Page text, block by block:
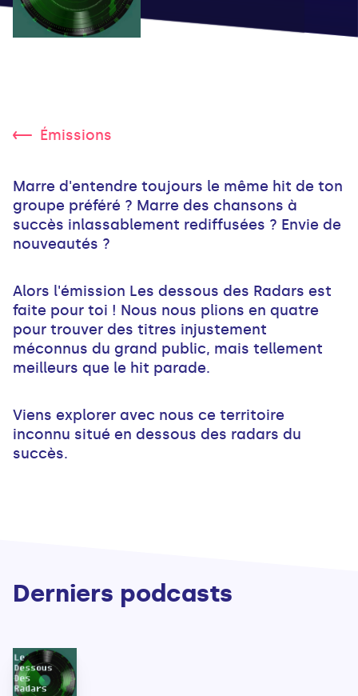
Émissions
Marre d'entendre toujours le même hit de ton
groupe préféré ? Marre des chansons à
succès inlassablement rediffusées ? Envie de
nouveautés ?
Alors l'émission Les dessous des Radars est
faite pour toi ! Nous nous plions en quatre
pour trouver des titres injustement
méconnus du grand public, mais tellement
meilleurs que le hit parade.
Viens explorer avec nous ce territoire
inconnu situé en dessous des radars du
succès.
Derniers podcasts